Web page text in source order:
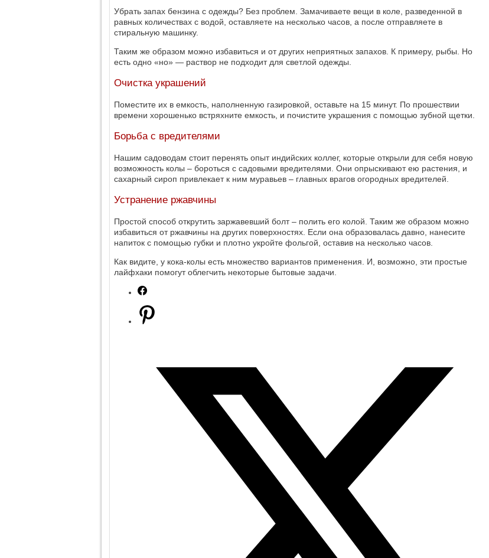
Убрать запах бензина с одежды? Без проблем. Замачиваете вещи в коле, разведенной в
равных количествах с водой, оставляете на несколько часов, а после отправляете в
стиральную машинку.
Таким же образом можно избавиться и от других неприятных запахов. К примеру, рыбы. Но
есть одно «но» — раствор не подходит для светлой одежды.
Очистка украшений
Поместите их в емкость, наполненную газировкой, оставьте на 15 минут. По прошествии
времени хорошенько встряхните емкость, и почистите украшения с помощью зубной щетки.
Борьба с вредителями
Нашим садоводам стоит перенять опыт индийских коллег, которые открыли для себя новую
возможность колы – бороться с садовыми вредителями. Они опрыскивают ею растения, и
сахарный сироп привлекает к ним муравьев – главных врагов огородных вредителей.
Устранение ржавчины
Простой способ открутить заржавевший болт – полить его колой. Таким же образом можно
избавиться от ржавчины на других поверхностях. Если она образовалась давно, нанесите
напиток с помощью губки и плотно укройте фольгой, оставив на несколько часов.
Как видите, у кока-колы есть множество вариантов применения. И, возможно, эти простые
лайфхаки помогут облегчить некоторые бытовые задачи.